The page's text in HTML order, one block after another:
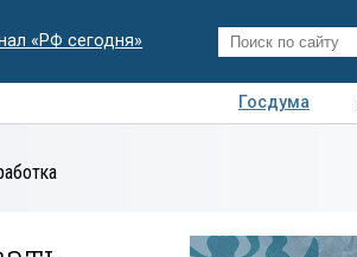
«РФ сегодня»
Госдума
экспертиза